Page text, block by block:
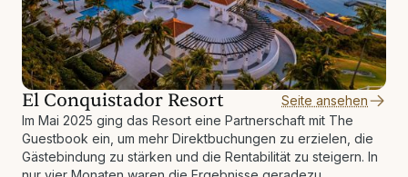
El Conquistador Resort
Seite ansehen
Im Mai 2025 ging das Resort eine Partnerschaft mit The
Guestbook ein, um mehr Direktbuchungen zu erzielen, die
Gästebindung zu stärken und die Rentabilität zu steigern. In